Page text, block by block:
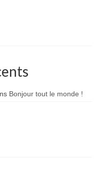
Bonjour tout le monde !